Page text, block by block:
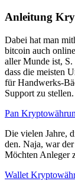
Anleitung
Dabei hat man
bitcoin auch
aller Munde ist,
dass die meisten
für Handwerks-
Support zu stellen.
Pan
Die vielen Jahre,
den. Naja, war
Möchten Anleger
Wallet